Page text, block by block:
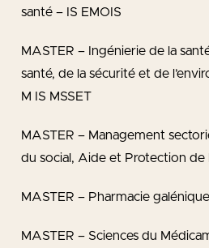
santé – IS EMOIS
MASTER – Ingénierie de la
santé, de la sécurité et de
M IS MSSET
MASTER – Management
du social, Aide et Protection de
MASTER – Pharmacie
MASTER – Sciences du